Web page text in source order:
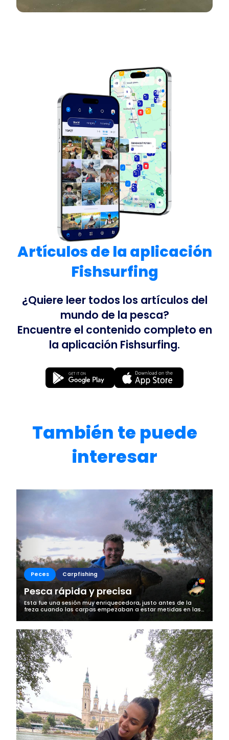
Artículos de la aplicación
Fishsurfing
¿Quiere leer todos los artículos del
mundo de la pesca?
Encuentre el contenido completo en
la aplicación Fishsurfing.
También te puede
interesar
Peces Carpfishing
Pesca rápida y precisa
Esta fue una sesión muy enriquecedora, justo antes de la
freza cuando las carpas empezaban a estar metidas en las
algas y a poca profundidad. Llevaba varios días observando
el movimiento en el...